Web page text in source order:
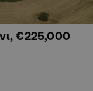
€225,000